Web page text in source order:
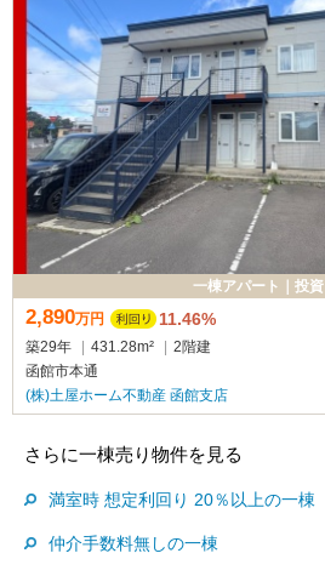
さらに一棟売り物件を見る
満室時 想定利回り 20％以上の一棟
仲介手数料無しの一棟
一棟アパート 投資
2,890万円 11.46%
築29年 431.28m²
2階建
函館市本通
(株)土屋ホーム不動産 函館支店